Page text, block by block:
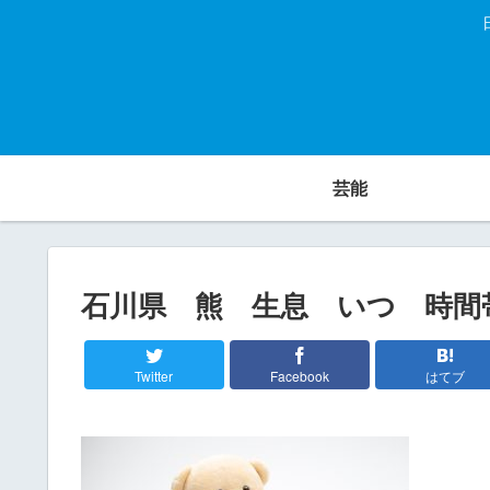
芸能
石川県 熊 生息 いつ 時間
Twitter Facebook はてブ